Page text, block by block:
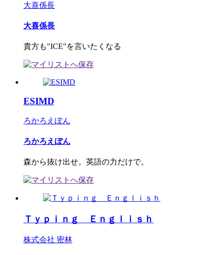
大喜係長
大喜係長
貴方も"ICE"を言いたくなる
ESIMD
ろかろえぽん
ろかろえぽん
森から抜け出せ。英語の力だけで。
Ｔｙｐｉｎｇ Ｅｎｇｌｉｓｈ
株式会社 密林